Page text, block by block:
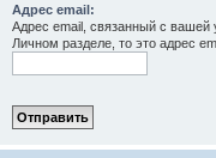
Адрес email:
Адрес email, связанный с вашей
Личном разделе, то это адрес